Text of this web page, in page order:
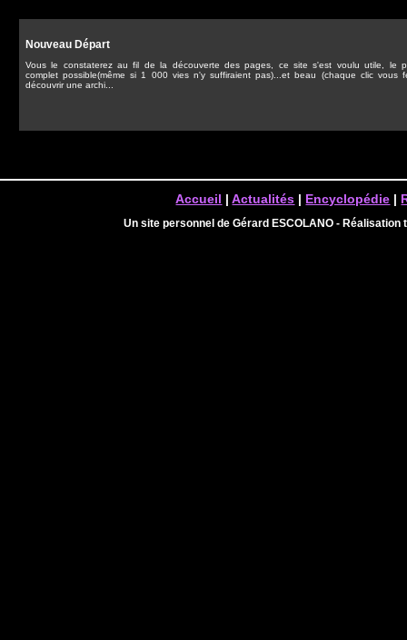
Nouveau Départ
Vous le constaterez au fil de la découverte des pages, ce site s'est voulu utile, le
complet possible(même si 1 000 vies n'y suffiraient pas)...et beau (chaque clic vous
découvrir une archi...
Accueil |Actualités | Encyclopédie |
Un site personnel de Gérard ESCOLANO -